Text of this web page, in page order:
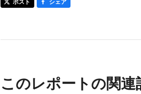
このレポートの関連